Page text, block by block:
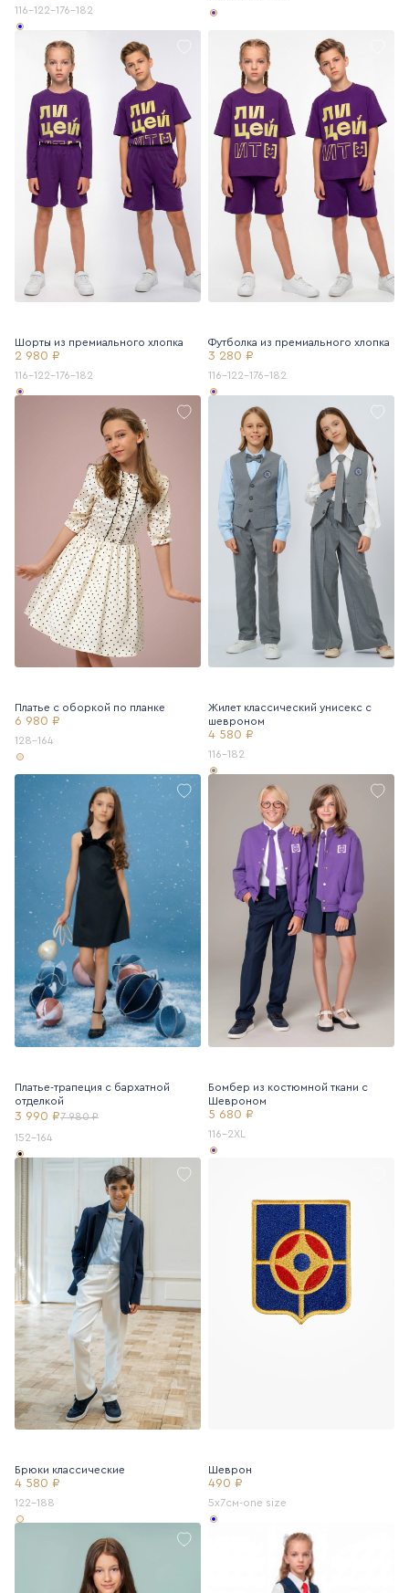
116-122-176-182
Шорты из премиального хлопка
2 980 ₽
116-122-176-182
Футболка из премиального хлопка
3 280 ₽
116-122-176-182
Платье с оборкой по планке
6 980 ₽
128-164
Жилет классический унисекс с
шевроном
4 580 ₽
116-182
Платье-трапеция с бархатной
отделкой
3 990 ₽7 980 ₽
152-164
Бомбер из костюмной ткани с
Шевроном
5 680 ₽
116-2XL
Брюки классические
4 580 ₽
122-188
Шеврон
490 ₽
5х7см-one size